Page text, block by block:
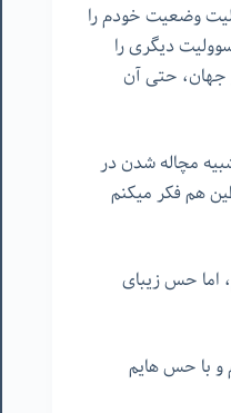
وضعیت خودم را
دیگری را
جهان، حتی آن
مچاله شدن در
هم فکر میکنم
اما حس زیبای
و با حس هایم